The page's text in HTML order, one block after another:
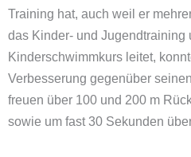
Training hat, auch weil er
das Kinder- und Jugendtraining
Kinderschwimmkurs leitet,
Verbesserung gegenüber
freuen über 100 und 200 m
sowie um fast 30 Sekunden